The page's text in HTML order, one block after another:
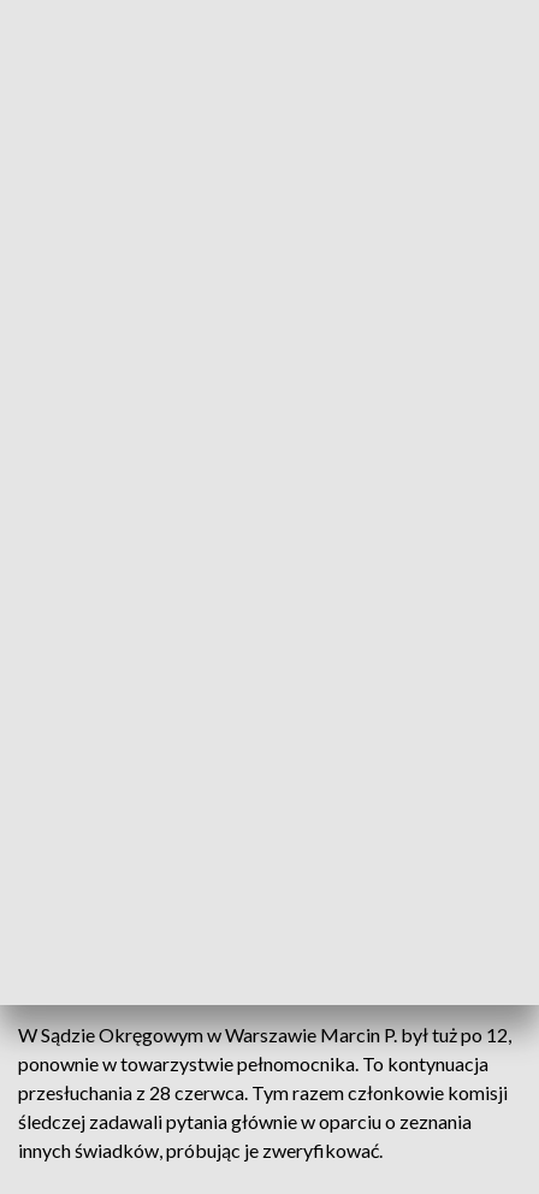
W Sądzie Okręgowym w Warszawie Marcin P. był tuż po 12,
ponownie w towarzystwie pełnomocnika. To kontynuacja
przesłuchania z 28 czerwca. Tym razem członkowie komisji
śledczej zadawali pytania głównie w oparciu o zeznania
innych świadków, próbując je zweryfikować.